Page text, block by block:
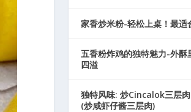
家香炒米粉-轻松上桌！最适
五香粉炸鸡的独特魅力-外酥
四溢
独特风味: 炒Cincalok三层
(炒咸虾仔酱三层肉)